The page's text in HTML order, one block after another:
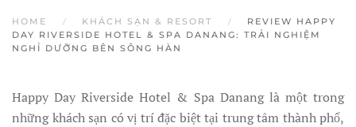
HOME KHÁCH SẠN & RESORT
REVIEW HAPPY
DAY RIVERSIDE HOTEL & SPA DANANG: TRẢI NGHIỆM
NGHỈ DƯỠNG BÊN SÔNG HÀN
Happy Day Riverside Hotel & Spa Danang là một trong
những khách sạn có vị trí đặc biệt tại trung tâm thành phố,